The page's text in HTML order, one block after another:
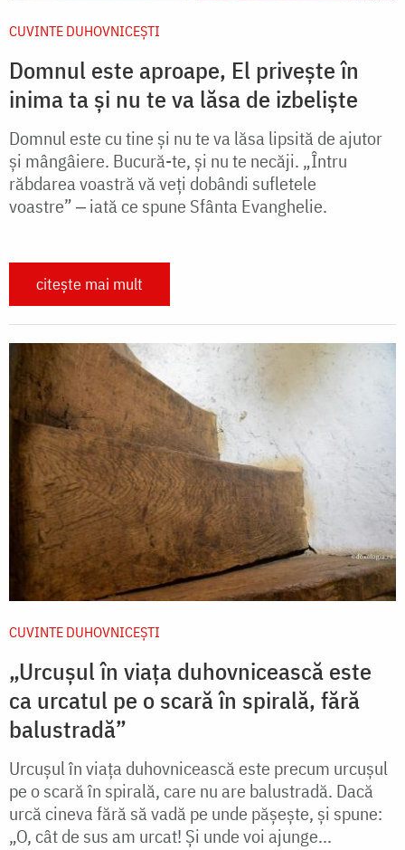
CUVINTE DUHOVNICEȘTI
Domnul este aproape, El privește în
inima ta și nu te va lăsa de izbeliște
Domnul este cu tine și nu te va lăsa lipsită de ajutor
și mângâiere. Bucură-te, și nu te necăji. „Întru
răbdarea voastră vă veți dobândi sufletele
voastre” ‒ iată ce spune Sfânta Evanghelie.
citește mai mult
CUVINTE DUHOVNICEȘTI
„Urcușul în viața duhovnicească este
ca urcatul pe o scară în spirală, fără
balustradă”
Urcușul în viața duhovnicească este precum urcușul
pe o scară în spirală, care nu are balustradă. Dacă
urcă cineva fără să vadă pe unde pășește, și spune:
„O, cât de sus am urcat! Și unde voi ajunge...